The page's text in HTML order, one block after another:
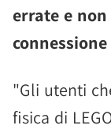
errate e
"Gli utenti
fisica di